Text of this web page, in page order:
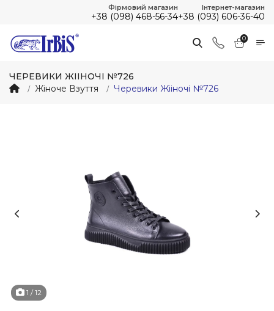
Фірмовий магазин
+38 (098) 468-56-34
Інтернет-магазин
+38 (093) 606-36-40
0
ЧЕРЕВИКИ ЖІІНОЧІ №726
Жіноче Взуття
Черевики Жііночі №726
1 / 12